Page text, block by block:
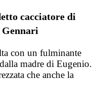
cacciatore di
con un fulminante
madre di Eugenio.
che anche la